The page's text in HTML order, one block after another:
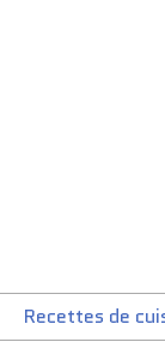
Recettes de